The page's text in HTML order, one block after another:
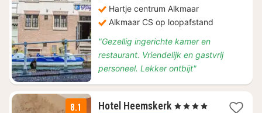
Hartje centrum Alkmaar
Alkmaar CS op loopafstand
"Gezellig ingerichte kamer en
restaurant. Vriendelijk en gastvrij
personeel. Lekker ontbijt"
8.1 Hotel Heemskerk 1
, 4 Sterren